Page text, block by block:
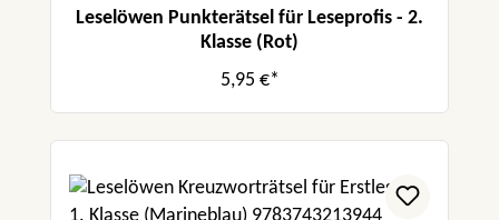
Leselöwen Punkterätsel für Leseprofis - 2.
Klasse (Rot)
5,95 €*